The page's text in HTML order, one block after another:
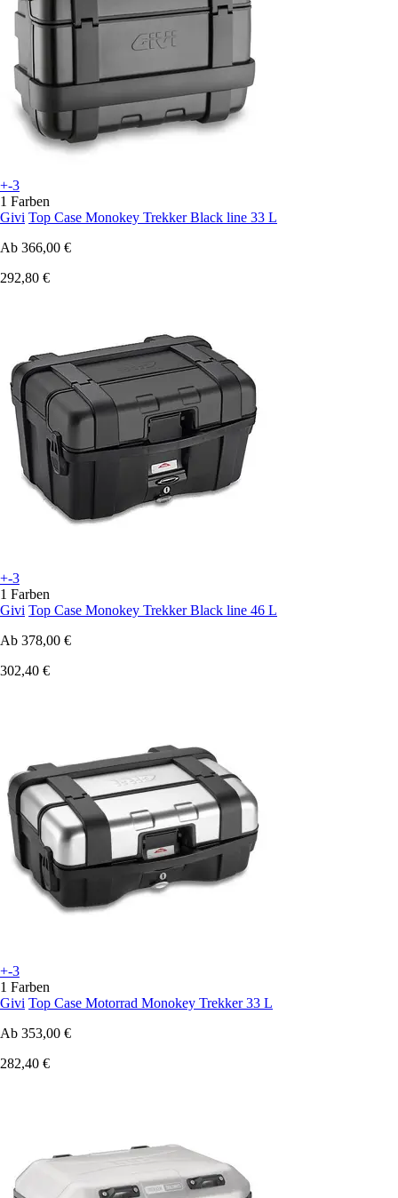
+-3
1 Farben
Givi Top Case Monokey Trekker Black line 33 L
Ab 366,00 €
292,80 €
+-3
1 Farben
Givi Top Case Monokey Trekker Black line 46 L
Ab 378,00 €
302,40 €
+-3
1 Farben
Givi Top Case Motorrad Monokey Trekker 33 L
Ab 353,00 €
282,40 €